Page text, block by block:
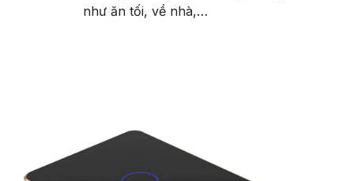
như ăn tối, về nhà,…